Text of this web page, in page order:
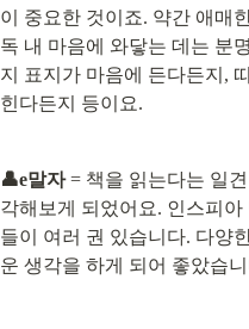
이 중요한 것이죠. 약간 애매
독 내 마음에 와닿는 데는 분
지 표지가 마음에 든다든지,
힌다든지 등이요.
👤e말자 = 책을 읽는다는 일
각해보게 되었어요. 인스피
들이 여러 권 있습니다. 다양
운 생각을 하게 되어 좋았습